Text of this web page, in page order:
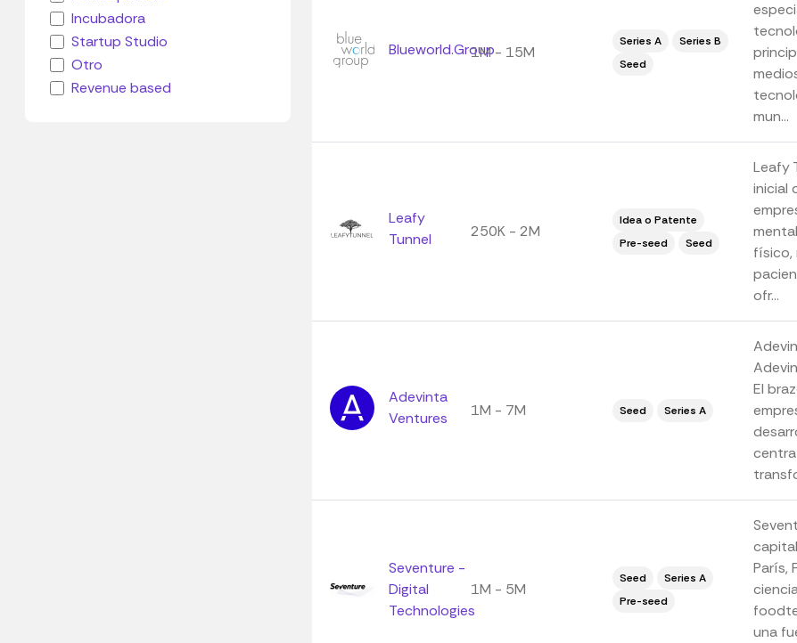
Incubadora
Startup Studio
Otro
Revenue based
Blueworld.Group1M - 15M
Series A
Series B
Seed
mun...
Leafy
Tunnel
250K - 2M
Idea o Patente
Pre-seed
Seed
Leafy
inicial
físico,
ofr...
Adevinta
Ventures
1M - 7M Seed Series A
El
centra
Seventure -
Digital
Technologies
1M - 5M
Seed
Series A
Pre-seed
París,
una